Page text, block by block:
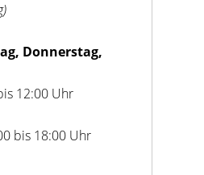
Donnerstag,
12:00 Uhr
bis 18:00 Uhr